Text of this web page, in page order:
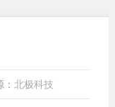
北极科技